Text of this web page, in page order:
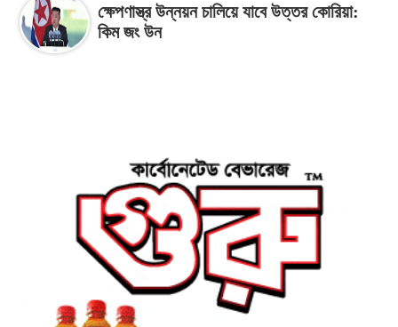
ক্ষেপণাস্ত্র উন্নয়ন চালিয়ে যাবে উত্তর কোরিয়া:
কিম জং উন